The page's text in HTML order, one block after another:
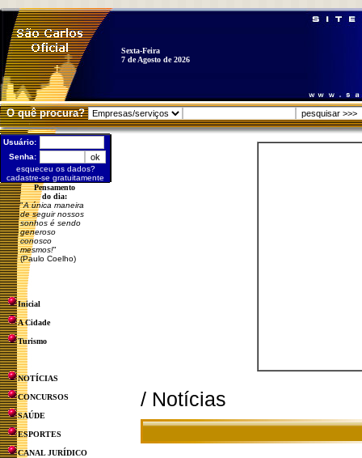
Sexta-Feira
7 de Agosto de 2026
O quê procura?
Usuário:
Senha:
esqueceu os dados?
cadastre-se gratuitamente
Pensamento
do dia:
"A única maneira
de seguir nossos
sonhos é sendo
generoso
conosco
mesmos!"
(Paulo Coelho)
Inicial
A Cidade
Turismo
NOTÍCIAS
CONCURSOS
SAÚDE
ESPORTES
CANAL JURÍDICO
/ Notícias